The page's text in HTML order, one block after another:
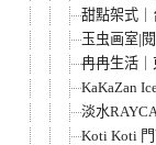
甜點架式
玉虫画室|
冉冉生活
KaKaZan
淡水
Koti Koti